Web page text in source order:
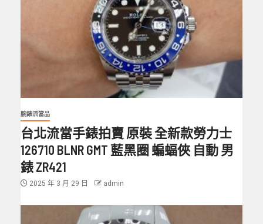
腕錶流當品
台北流當手錶拍賣 原裝 全新款勞力士
126710 BLNR GMT 藍黑圈 蝙蝠俠 自動 男
錶 ZR421
2025 年 3 月 29 日 admin